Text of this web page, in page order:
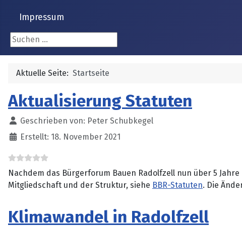
Impressum
Suchen ...
Aktuelle Seite: Startseite
Aktualisierung Statuten
Details
Geschrieben von: Peter Schubkegel
Erstellt: 18. November 2021
Nachdem das Bürgerforum Bauen Radolfzell nun über 5
Mitgliedschaft und der Struktur, siehe BBR-Statuten. Die
Klimawandel in Radolfzell